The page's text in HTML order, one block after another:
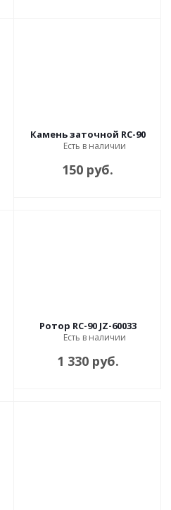
Камень заточной RC-90
Есть в наличии
150 руб.
Ротор RC-90 JZ-60033
Есть в наличии
1 330 руб.